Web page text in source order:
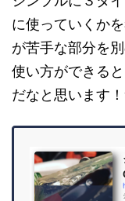
に使っていくか
が苦手な部分を
使い方ができる
だなと思います